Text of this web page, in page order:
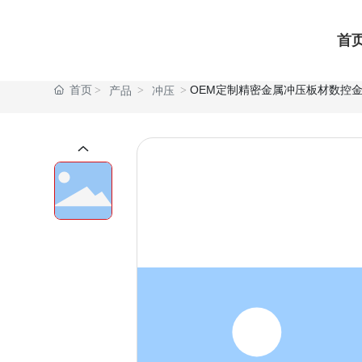
首
首页 产品 冲压 OEM定制精密金属冲压板材数控